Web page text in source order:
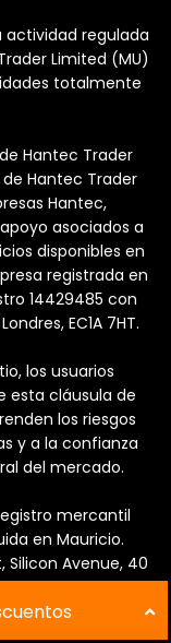
actividad regulada
Limited (MU)
totalmente
Hantec Trader
de Hantec Trader
Hantec,
asociados a
disponibles en
registrada en
14429485 con
EC1A 7HT.
los usuarios
esta cláusula de
los riesgos
y a la confianza
del mercado.
mercantil
en Mauricio.
Silicon Avenue, 40